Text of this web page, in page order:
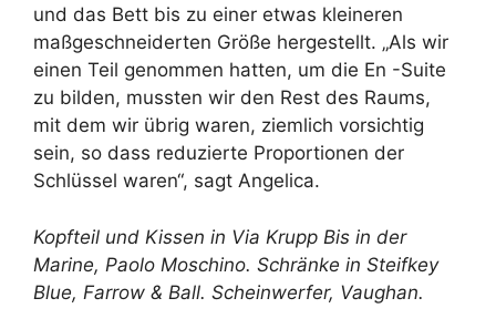
und das Bett bis zu einer etwas kleineren
maßgeschneiderten Größe hergestellt. „Als wir
einen Teil genommen hatten, um die En -Suite
zu bilden, mussten wir den Rest des Raums,
mit dem wir übrig waren, ziemlich vorsichtig
sein, so dass reduzierte Proportionen der
Schlüssel waren“, sagt Angelica.
Kopfteil und Kissen in Via Krupp Bis in der
Marine, Paolo Moschino. Schränke in Steifkey
Blue, Farrow & Ball. Scheinwerfer, Vaughan.